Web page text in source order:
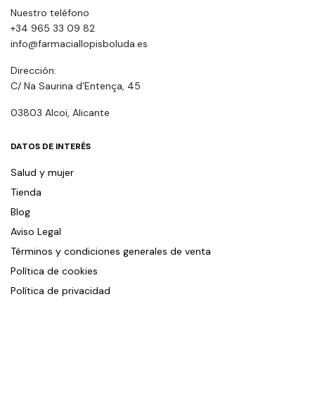
Nuestro teléfono
+34 965 33 09 82
info@farmaciallopisboluda.es
Dirección:
C/ Na Saurina d’Entença, 45
03803 Alcoi, Alicante
DATOS DE INTERÉS
Salud y mujer
Tienda
Blog
Aviso Legal
Términos y condiciones generales de venta
Política de cookies
Política de privacidad